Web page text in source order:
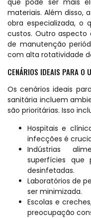
materiais. Além disso,
obra especializada, o
custos. Outro aspecto
de manutenção
com alta rotatividade
CENÁRIOS IDEAIS PARA O
Os cenários ideais
sanitária incluem
são prioritárias. Isso
Hospitais e
infecções é
Indústrias
superfícies que
desinfetadas.
Laboratórios de
ser minimizada.
Escolas e
preocupação